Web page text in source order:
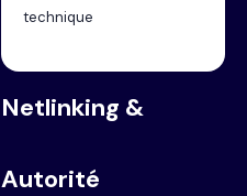
technique
Netlinking &
Autorité